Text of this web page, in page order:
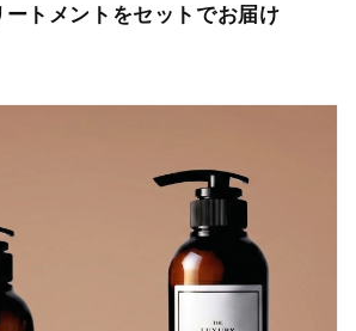
ートメントをセットでお届け